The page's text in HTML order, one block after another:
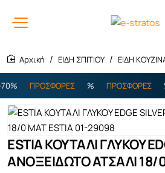
ΕΙΔΗ ΣΠΙΤΙΟΥ ΕΙΔΗ
ΠΡΟΣΦΟΡΕΣ ΠΡΟΣΦΟΡΕΣ
ESTIA ΚΟΥΤΑΛΙ ΓΛΥΚΟΥ
ΑΝΟΞΕΙΔΩΤΟ ΑΤΣΑΛΙ 18/0